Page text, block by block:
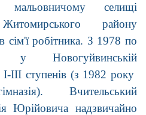
селищі
району
сім'ї робітника. З 1978 по
у Новогуйвинській
І-ІІІ ступенів (з 1982 року
Вчительський
Юрійовича надзвичайно